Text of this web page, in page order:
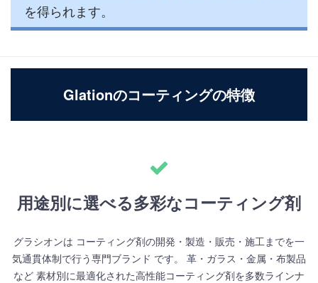
を得られます。
Glationのコーティングの特徴
用途別に選べる多彩なコーティング剤
グラシオンは コーティング剤の開発・製造・販売・施工までを一
気通貫体制で行う専門ブランド です。 革・ガラス・金属・布製品
など 素材別に最適化された高性能コーティング剤を多数ラインナ